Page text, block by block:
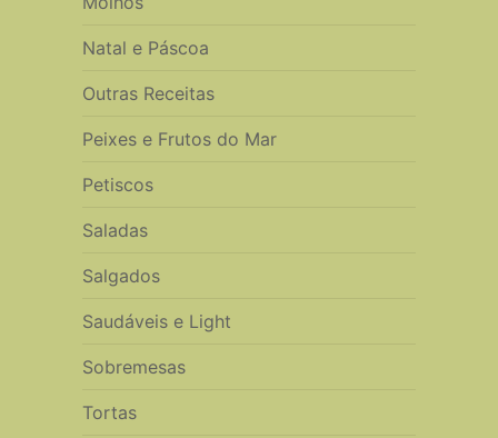
Natal e Páscoa
Outras Receitas
Peixes e Frutos do Mar
Petiscos
Saladas
Salgados
Saudáveis e Light
Sobremesas
Tortas